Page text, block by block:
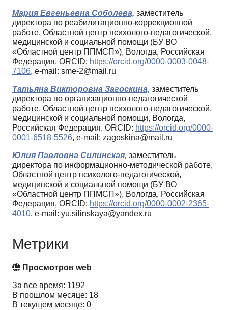
Мария Евгеньевна Соболева, заместитель
директора по реабилитационно-коррекционной
работе, Областной центр психолого-педагогической,
медицинской и социальной помощи (БУ ВО
«Областной центр ППМСП»), Вологда, Российская
Федерация, ORCID: https://orcid.org/0000-0003-0048-
7106, e-mail: sme-2@mail.ru
Татьяна Викторовна Загоскина, заместитель
директора по организационно-педагогической
работе, Областной центр психолого-педагогической,
медицинской и социальной помощи, Вологда,
Российская Федерация, ORCID: https://orcid.org/0000-
0001-6518-5526, e-mail: zagoskina@mail.ru
Юлия Павловна Силинская, заместитель
директора по информационно-методической работе,
Областной центр психолого-педагогической,
медицинской и социальной помощи (БУ ВО
«Областной центр ППМСП»), Вологда, Российская
Федерация, ORCID: https://orcid.org/0000-0002-2365-
4010, e-mail: yu.silinskaya@yandex.ru
Метрики
Просмотров web
За все время: 1192
В прошлом месяце: 18
В текущем месяце: 0